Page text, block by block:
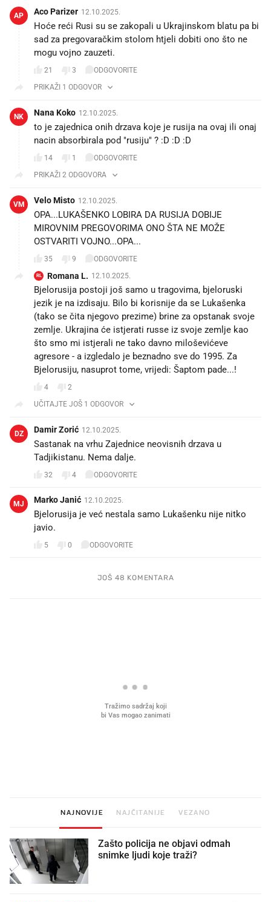
AP Aco Parizer 12.10.2025.
Hoće reći Rusi su se zakopali u Ukrajinskom blatu pa bi
sad za pregovaračkim stolom htjeli dobiti ono što ne
mogu vojno zauzeti.
21 3
ODGOVORITE
PRIKAŽI 1 ODGOVOR
NK Nana Koko 12.10.2025.
to je zajednica onih drzava koje je rusija na ovaj ili onaj
nacin absorbirala pod "rusiju" ? :D :D :D
14 1
ODGOVORITE
PRIKAŽI 2 ODGOVORA
VM Velo Misto 12.10.2025.
OPA...LUKAŠENKO LOBIRA DA RUSIJA DOBIJE
MIROVNIM PREGOVORIMA ONO ŠTA NE MOŽE
OSTVARITI VOJNO...OPA...
35 9 ODGOVORITE
RL Romana L. 12.10.2025.
Bjelorusija postoji još samo u tragovima, bjeloruski
jezik je na izdisaju. Bilo bi korisnije da se Lukašenka
(tako se čita njegovo prezime) brine za opstanak svoje
zemlje. Ukrajina će istjerati russe iz svoje zemlje kao
što smo mi istjerali ne tako davno miloševićeve
agresore - a izgledalo je beznadno sve do 1995. Za
Bjelorusiju, nasuprot tome, vrijedi: Šaptom pade...!
4
2
UČITAJTE JOŠ 1 ODGOVOR
DZ Damir Zorić 12.10.2025.
Sastanak na vrhu Zajednice neovisnih drzava u
Tadjikistanu. Nema dalje.
32 4 ODGOVORITE
MJ Marko Janić 12.10.2025.
Bjelorusija je već nestala samo Lukašenku nije nitko
javio.
5 0 ODGOVORITE
JOŠ 48 KOMENTARA
NAJNOVIJE NAJČITANIJE VEZANO
Zašto policija ne objavi odmah
snimke ljudi koje traži?